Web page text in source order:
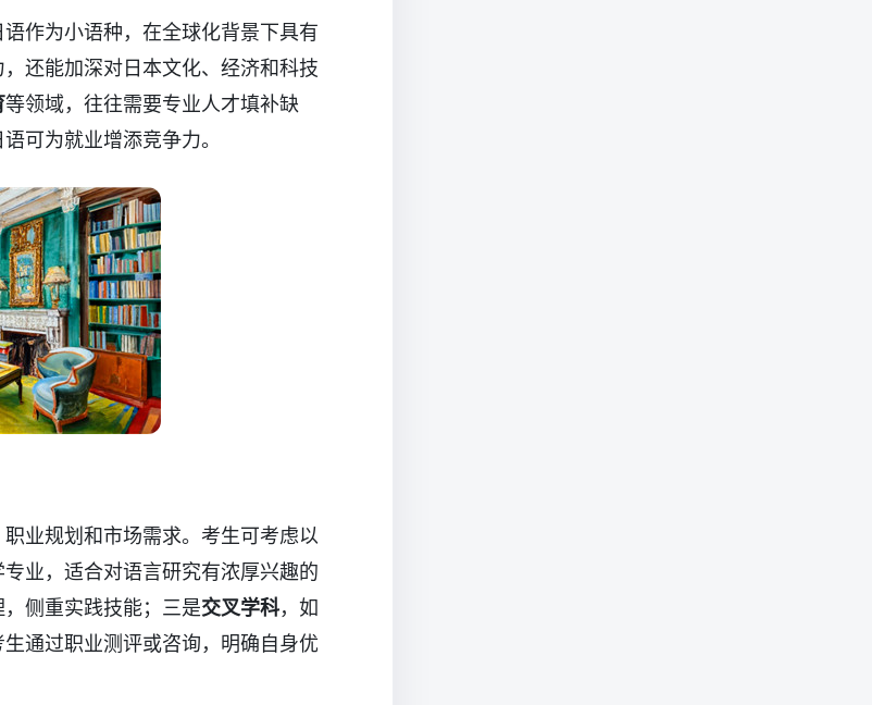
作为小语种，在全球化背景下具有
还能加深对日本文化、经济和科技
等领域，往往需要专业人才填补缺
可为就业增添竞争力。
业规划和市场需求。考生可考虑以
业，适合对语言研究有浓厚兴趣的
侧重实践技能；三是交叉学科，如
通过职业测评或咨询，明确自身优